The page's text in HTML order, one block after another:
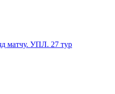
матчу. УПЛ. 27 тур